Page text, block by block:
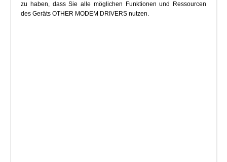
zu haben, dass Sie alle möglichen Funktionen und Ressourcen
des Geräts OTHER MODEM DRIVERS nutzen.